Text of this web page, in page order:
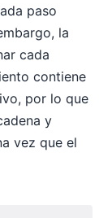
paso
la
cada
contiene
por lo que
y
vez que el